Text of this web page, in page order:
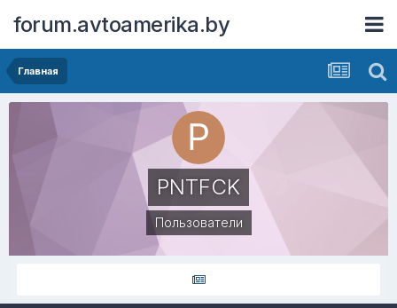
forum.avtoamerika.by
Главная
PNTFCK
Пользователи